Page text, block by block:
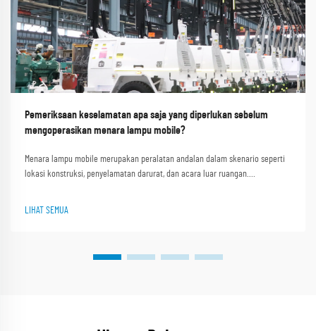
Pemeriksaan keselamatan apa saja yang diperlukan sebelum
mengoperasikan menara lampu mobile?
Menara lampu mobile merupakan peralatan andalan dalam skenario seperti
lokasi konstruksi, penyelamatan darurat, dan acara luar ruangan.
LIHAT SEMUA